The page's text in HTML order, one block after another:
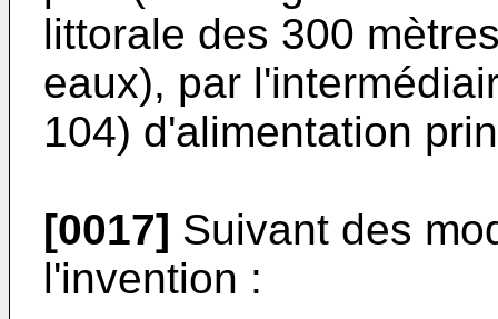
littorale des 300
eaux), par
104) d'alimentation
[0017] Suivant des
l'invention :